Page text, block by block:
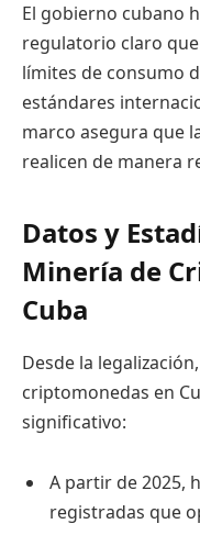
El gobierno cubano
regulatorio claro
límites de consumo
estándares
marco asegura que
realicen de manera
Datos y
Minería de
Cuba
Desde la
criptomonedas en
significativo:
A partir de 2025,
registradas que